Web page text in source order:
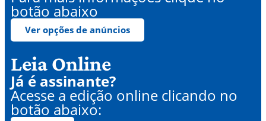
botão abaixo
Ver opções de anúncios
Leia Online
Já é assinante?
Acesse a edição online clicando no
botão abaixo: